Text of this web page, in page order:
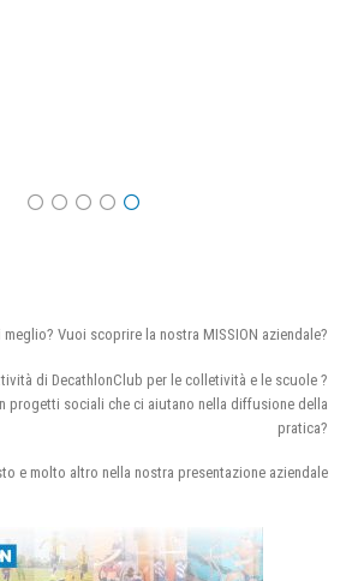
Vuoi scoprire la nostra MISSION aziendale?
di DecathlonClub per le colletività e le scuole ?
progetti sociali che ci aiutano nella diffusione della
pratica?
e molto altro nella nostra presentazione aziendale